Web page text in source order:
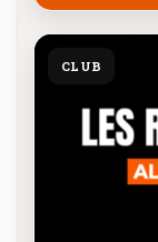
CLUB